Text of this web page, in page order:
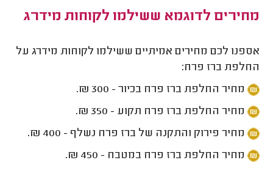
מחירים לדוגמא ששילמו לקוחות מידרג
אספנו לכם מחירים אמיתיים ששילמו לקוחות מידרג על
החלפת ברז פרח:
מחיר החלפת ברז פרח בכיור - 300 ₪.
מחיר החלפת ברז פרח תקוע - 350 ₪.
מחיר פירוק והתקנה של ברז פרח נשלף - 400 ₪.
מחיר החלפת ברז פרח במטבח - 450 ₪.